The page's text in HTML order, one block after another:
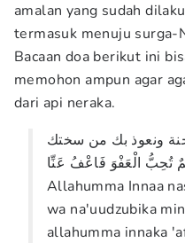
amalan yang sudah
termasuk menuju surga-
Bacaan doa berikut ini
memohon ampun agar
dari api neraka.
ونعوذ بك من سختك
Allahumma Innaa
wa na'uudzubika
allahumma innaka